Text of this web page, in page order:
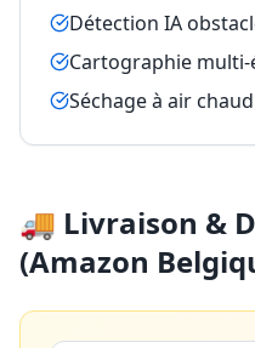
Détection IA
Cartographie multi-
Séchage à air chaud
🚚 Livraison &
(Amazon